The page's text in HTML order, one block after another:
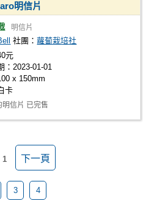
明信片
明信片
社團：蘿蔔栽培社
元
：2023-01-01
x 150mm
卡
明信片 已完售
1 下一頁
3 4